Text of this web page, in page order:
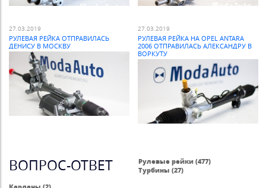
27.03.2019
РУЛЕВАЯ РЕЙКА ОТПРАВИЛАСЬ
ДЕНИСУ В МОСКВУ
27.03.2019
РУЛЕВАЯ РЕЙКА НА OPEL ANTARA
2006 ОТПРАВИЛАСЬ АЛЕКСАНДРУ В
ВОРКУТУ
ВОПРОС-ОТВЕТ
Рулевые рейки (477)
Турбины (27)